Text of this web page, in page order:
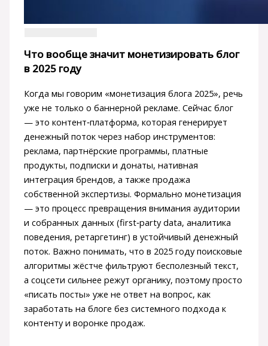
Что вообще значит монетизировать блог
в 2025 году
Когда мы говорим «монетизация блога 2025», речь
уже не только о баннерной рекламе. Сейчас блог
— это контент‑платформа, которая генерирует
денежный поток через набор инструментов:
реклама, партнёрские программы, платные
продукты, подписки и донаты, нативная
интеграция брендов, а также продажа
собственной экспертизы. Формально монетизация
— это процесс превращения внимания аудитории
и собранных данных (first‑party data, аналитика
поведения, ретаргетинг) в устойчивый денежный
поток. Важно понимать, что в 2025 году поисковые
алгоритмы жёстче фильтруют бесполезный текст,
а соцсети сильнее режут органику, поэтому просто
«писать посты» уже не ответ на вопрос, как
заработать на блоге без системного подхода к
контенту и воронке продаж.